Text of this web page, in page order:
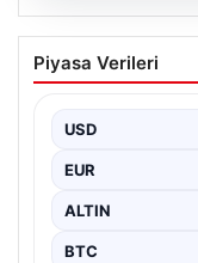
Kelebek
İletişimin
Sanal
Güncel olarak…
Piyasa Verileri
USD
EUR
ALTIN
BTC